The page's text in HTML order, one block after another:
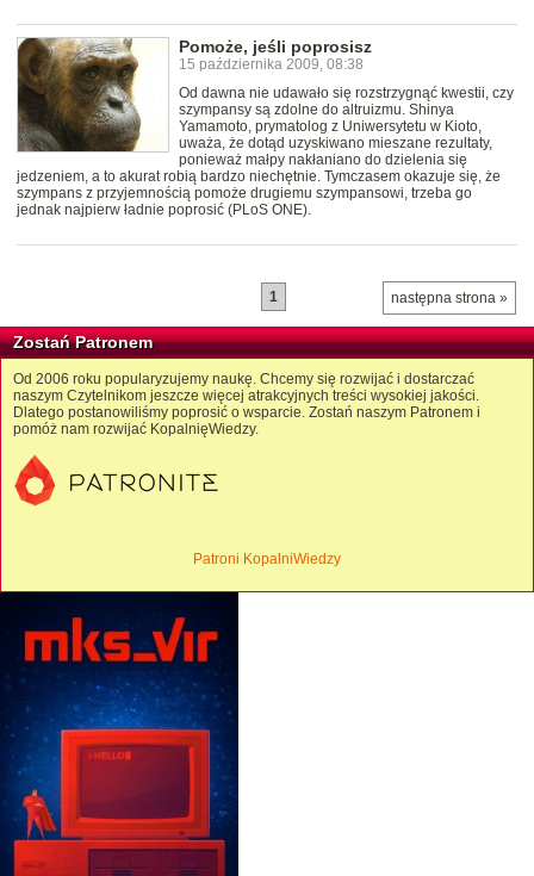
Pomoże, jeśli poprosisz
15 października 2009, 08:38
Od dawna nie udawało się rozstrzygnąć kwestii, czy
szympansy są zdolne do altruizmu. Shinya
Yamamoto, prymatolog z Uniwersytetu w Kioto,
uważa, że dotąd uzyskiwano mieszane rezultaty,
ponieważ małpy nakłaniano do dzielenia się
jedzeniem, a to akurat robią bardzo niechętnie. Tymczasem okazuje się, że
szympans z przyjemnością pomoże drugiemu szympansowi, trzeba go
jednak najpierw ładnie poprosić (PLoS ONE).
następna strona »
1
Zostań Patronem
Od 2006 roku popularyzujemy naukę. Chcemy się rozwijać i dostarczać
naszym Czytelnikom jeszcze więcej atrakcyjnych treści wysokiej jakości.
Dlatego postanowiliśmy poprosić o wsparcie. Zostań naszym Patronem i
pomóż nam rozwijać KopalnięWiedzy.
Patroni KopalniWiedzy